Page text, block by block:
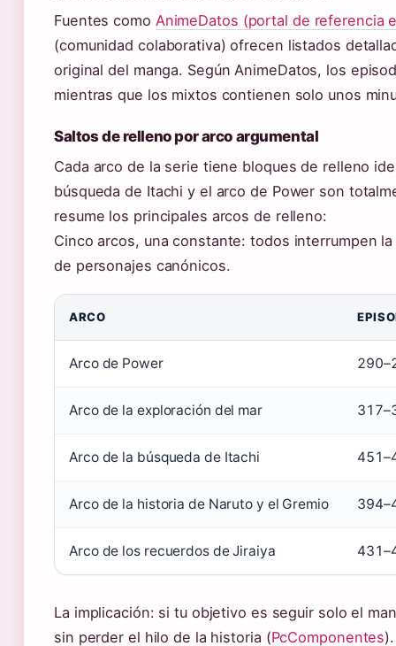
Fuentes como AnimeDatos (portal de referencia
(comunidad colaborativa) ofrecen listados
original del manga. Según AnimeDatos, los
mientras que los mixtos contienen solo unos
Saltos de relleno por arco argumental
Cada arco de la serie tiene bloques de relleno
búsqueda de Itachi y el arco de Power son
resume los principales arcos de relleno:
Cinco arcos, una constante: todos interrumpen
de personajes canónicos.
ARCO
Arco de Power
Arco de la exploración del mar
Arco de la búsqueda de Itachi
Arco de la historia de Naruto y el Gremio
Arco de los recuerdos de Jiraiya
La implicación: si tu objetivo es seguir solo el
sin perder el hilo de la historia (PcComponentes).